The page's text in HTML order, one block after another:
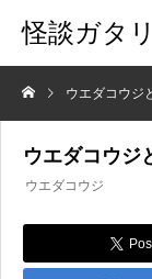
怪談ガタ
ウエダコウジ
ウエダコウジ
ウエダコウジ